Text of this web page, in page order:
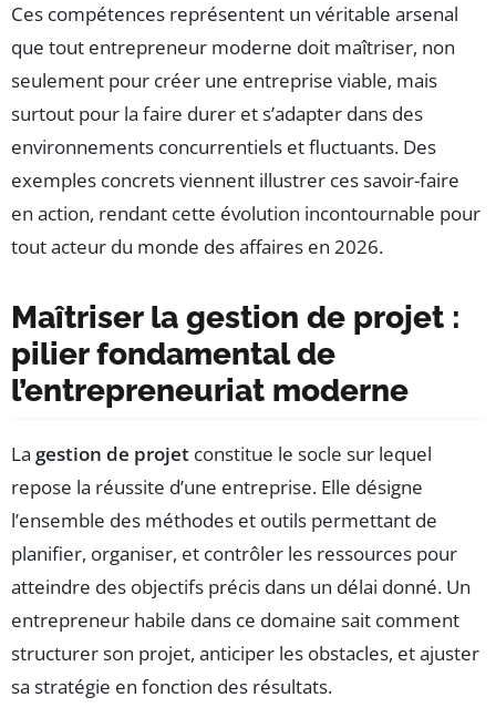
Ces compétences représentent un véritable arsenal
que tout entrepreneur moderne doit maîtriser, non
seulement pour créer une entreprise viable, mais
surtout pour la faire durer et s’adapter dans des
environnements concurrentiels et fluctuants. Des
exemples concrets viennent illustrer ces savoir-faire
en action, rendant cette évolution incontournable pour
tout acteur du monde des affaires en 2026.
Maîtriser la gestion de projet :
pilier fondamental de
l’entrepreneuriat moderne
La gestion de projet constitue le socle sur lequel
repose la réussite d’une entreprise. Elle désigne
l’ensemble des méthodes et outils permettant de
planifier, organiser, et contrôler les ressources pour
atteindre des objectifs précis dans un délai donné. Un
entrepreneur habile dans ce domaine sait comment
structurer son projet, anticiper les obstacles, et ajuster
sa stratégie en fonction des résultats.